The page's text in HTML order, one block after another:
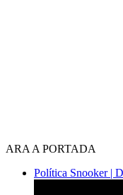
ARA A PORTADA
Política Snooker |